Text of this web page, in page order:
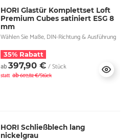
HORI Glastür Komplettset Loft
Premium Cubes satiniert ESG 8
mm
Wählen Sie Maße, DIN-Richtung & Ausführung
35% Rabatt
ab397,90 € / Stück
statt ab607,82 €/Stück
HORI Schließblech lang
nickelgrau